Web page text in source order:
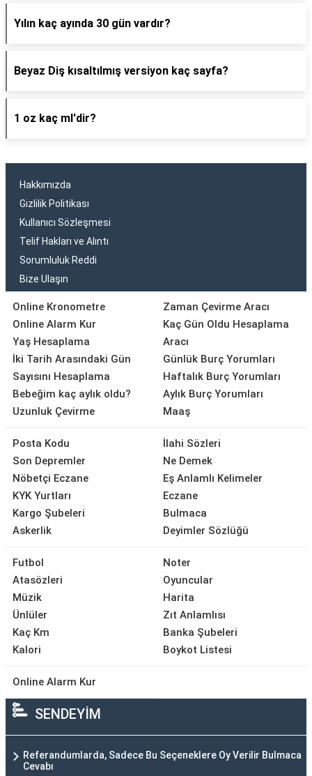
Yılın kaç ayında 30 gün vardır?
Beyaz Diş kısaltılmış versiyon kaç sayfa?
1 oz kaç ml'dir?
Hakkımızda
Gizlilik Politikası
Kullanıcı Sözleşmesi
Telif Hakları ve Alıntı
Sorumluluk Reddi
Bize Ulaşın
Online Kronometre
Online Alarm Kur
Yaş Hesaplama
İki Tarih Arasındaki Gün
Sayısını Hesaplama
Bebeğim kaç aylık oldu?
Uzunluk Çevirme
Zaman Çevirme Aracı
Kaç Gün Oldu Hesaplama
Aracı
Günlük Burç Yorumları
Haftalık Burç Yorumları
Aylık Burç Yorumları
Maaş
Posta Kodu
Son Depremler
Nöbetçi Eczane
KYK Yurtları
Kargo Şubeleri
Askerlik
İlahi Sözleri
Ne Demek
Eş Anlamlı Kelimeler
Eczane
Bulmaca
Deyimler Sözlüğü
Futbol
Atasözleri
Müzik
Ünlüler
Kaç Km
Kalori
Noter
Oyuncular
Harita
Zıt Anlamlısı
Banka Şubeleri
Boykot Listesi
Online Alarm Kur
SENDEYİM
Referandumlarda, Sadece Bu Seçeneklere Oy Verilir Bulmaca
Cevabı